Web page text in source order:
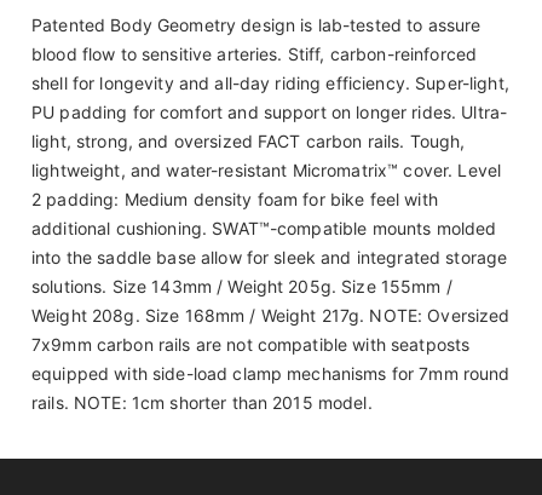
Patented Body Geometry design is lab-tested to assure
blood flow to sensitive arteries. Stiff, carbon-reinforced
shell for longevity and all-day riding efficiency. Super-light,
PU padding for comfort and support on longer rides. Ultra-
light, strong, and oversized FACT carbon rails. Tough,
lightweight, and water-resistant Micromatrix™ cover. Level
2 padding: Medium density foam for bike feel with
additional cushioning. SWAT™-compatible mounts molded
into the saddle base allow for sleek and integrated storage
solutions. Size 143mm / Weight 205g. Size 155mm /
Weight 208g. Size 168mm / Weight 217g. NOTE: Oversized
7x9mm carbon rails are not compatible with seatposts
equipped with side-load clamp mechanisms for 7mm round
rails. NOTE: 1cm shorter than 2015 model.